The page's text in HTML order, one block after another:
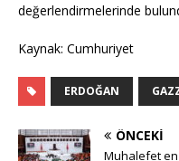
değerlendirmelerinde
Kaynak: Cumhuriyet
ERDOĞAN
ÖNCEKI
Muhalefet en